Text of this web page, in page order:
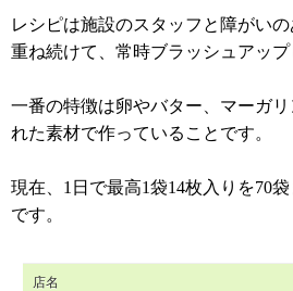
レシピは施設のスタッフと障がい
重ね続けて、常時ブラッシュアップ
一番の特徴は卵やバター、マーガ
れた素材で作っていることです。
現在、1日で最高1袋14枚入りを70
です。
店名